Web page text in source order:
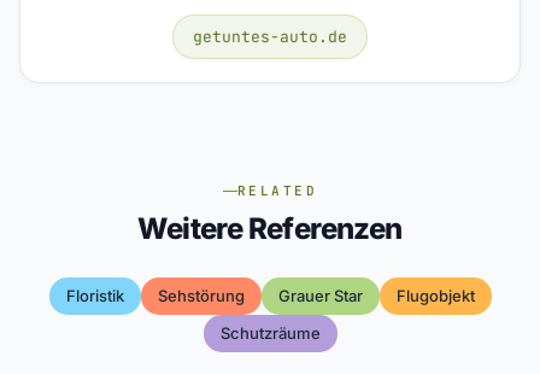
getuntes-auto.de
RELATED
Weitere Referenzen
Floristik Sehstörung Grauer Star
Flugobjekt
Schutzräume